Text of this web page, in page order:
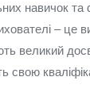
навичок
– це
великий
свою